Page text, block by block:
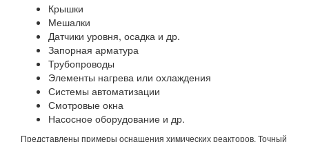
Крышки
Мешалки
Датчики уровня, осадка и др.
Запорная арматура
Трубопроводы
Элементы нагрева или охлаждения
Системы автоматизации
Смотровые окна
Насосное оборудование и др.
Представлены примеры оснащения химических реакторов. Точный